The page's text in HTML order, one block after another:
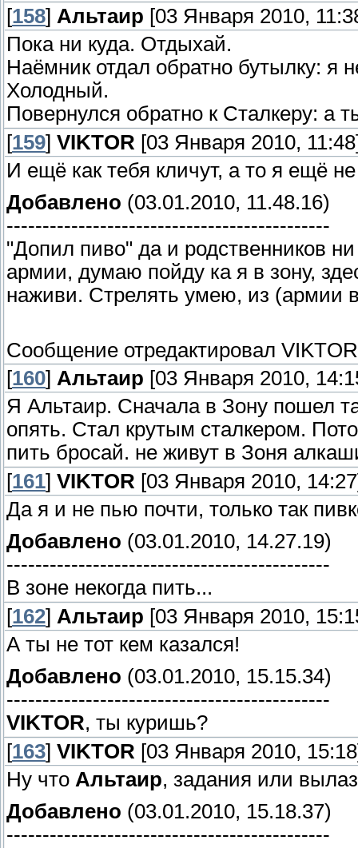
[158] Альтаир [03 Января 2010,
Пока ни куда. Отдыхай.
Наёмник отдал обратно бутылку:
Холодный.
Повернулся обратно к Сталкеру: а
[159] VIKTOR [03 Января 2010,
И ещё как тебя кличут, а то я ещё
Добавлено (03.01.2010, 11.48.16)
---------------------------------------------
"Допил пиво" да и родственников ни
армии, думаю пойду ка я в зону,
наживи. Стрелять умею, из (армии
Сообщение отредактировал VIKTOR
[160] Альтаир [03 Января 2010,
Я Альтаир. Сначала в Зону пошел
опять. Стал крутым сталкером.
пить бросай. не живут в Зоня
[161] VIKTOR [03 Января 2010,
Да я и не пью почти, только так
Добавлено (03.01.2010, 14.27.19)
---------------------------------------------
В зоне некогда пить...
[162] Альтаир [03 Января 2010,
А ты не тот кем казался!
Добавлено (03.01.2010, 15.15.34)
---------------------------------------------
VIKTOR, ты куришь?
[163] VIKTOR [03 Января 2010,
Ну что Альтаир, задания или
Добавлено (03.01.2010, 15.18.37)
---------------------------------------------